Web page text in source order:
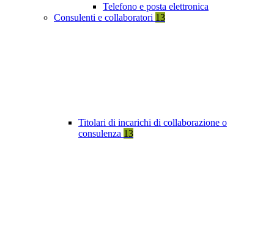
Telefono e posta elettronica
Consulenti e collaboratori 13
Titolari di incarichi di collaborazione o
consulenza 13